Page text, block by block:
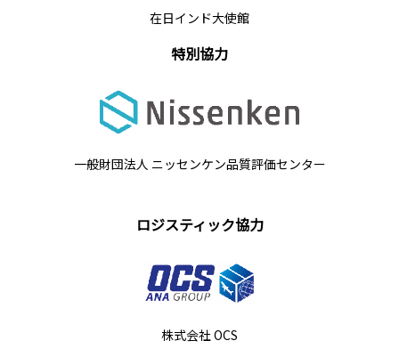
在日インド大使館
特別協力
一般財団法人 ニッセンケン品質評価センター
ロジスティック協力
株式会社 OCS